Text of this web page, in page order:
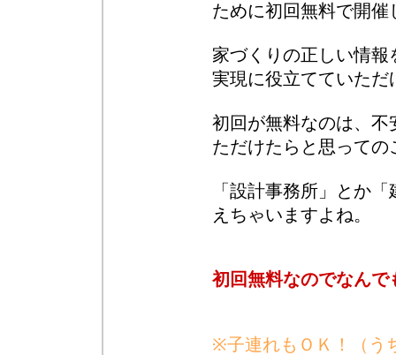
ために初回無料で開催
家づくりの正しい情
実現に役立てていた
初回が無料なのは、
ただけたらと思っての
「設計事務所」とか
えちゃいますよね。
初回無料なのでなん
※子連れもＯＫ！（う